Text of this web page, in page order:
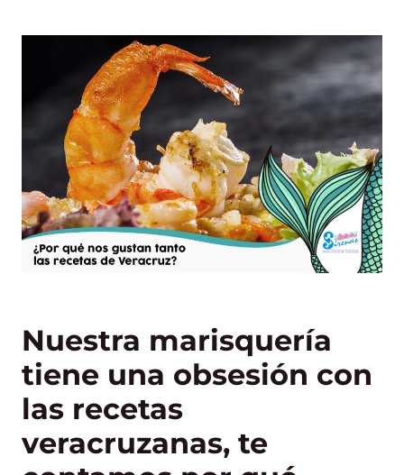
Nuestra marisquería
tiene una obsesión con
las recetas
veracruzanas, te